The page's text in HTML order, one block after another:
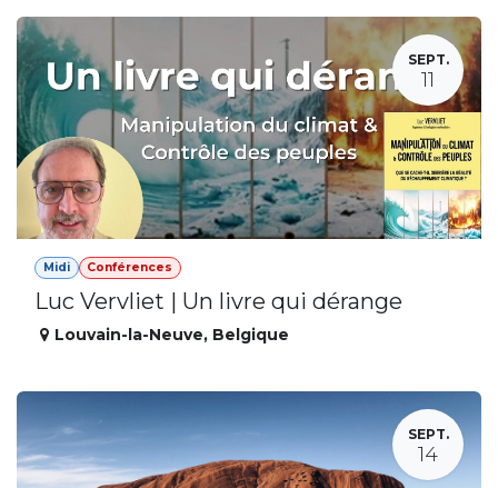
SEPT.
11
Midi Conférences
Luc Vervliet | Un livre qui dérange
Louvain-la-Neuve, Belgique
SEPT.
14